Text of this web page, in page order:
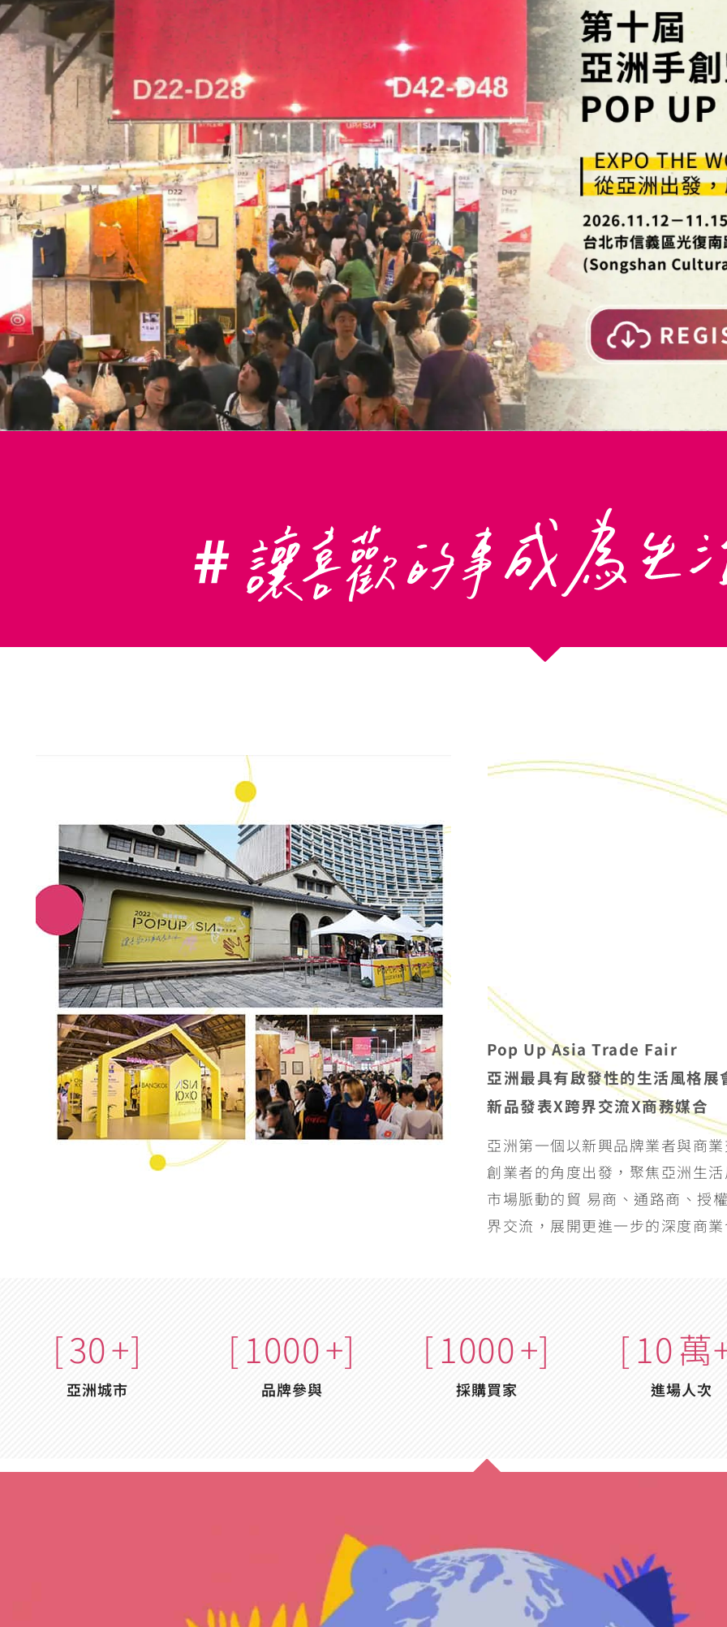
Pop Up Asia Trade Fair
亞洲最具有啟發性的生活風格展
新品發表X跨界交流X商務媒合
亞洲第一個以新興品牌業者與商
創業者的角度出發，聚焦亞洲生
市場脈動的貿 易商、通路商、授
界交流，展開更進一步的深度商
[30+]
亞洲城市
[1000+]
品牌參與
[1000+]
採購買家
[10萬
進場人次